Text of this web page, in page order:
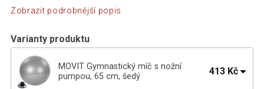
Zobrazit podrobnější popis
Varianty produktu
MOVIT Gymnastický míč s nožní
pumpou, 65 cm, šedý
413 Kč